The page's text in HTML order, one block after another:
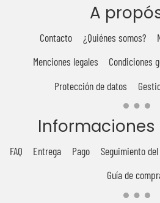
A
Contacto ¿Quiénes somos?
Menciones legales
Condiciones
Protección de datos
FAQ Entrega Pago Seguimiento
Guía de